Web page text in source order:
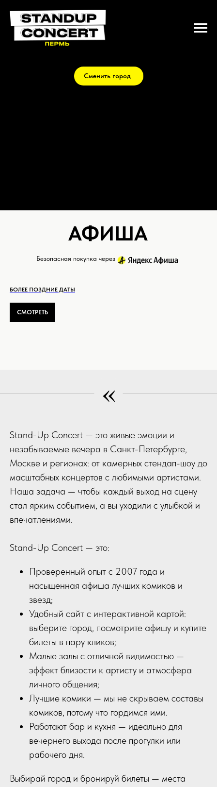
Сменить город
Безопасная покупка через
АФИША
БОЛЕЕ ПОЗДНИЕ ДАТЫ
СМОТРЕТЬ
«
Stand-Up Concert — это живые эмоции и
незабываемые вечера в Санкт-Петербурге,
Москве и регионах: от камерных стендап-шоу до
масштабных концертов с любимыми артистами.
Наша задача — чтобы каждый выход на сцену
стал ярким событием, а вы уходили с улыбкой и
впечатлениями.
Stand-Up Concert — это:
Проверенный опыт с 2007 года и
насыщенная афиша лучших комиков и
звезд;
Удобный сайт с интерактивной картой:
выберите город, посмотрите афишу и купите
билеты в пару кликов;
Малые залы с отличной видимостью —
эффект близости к артисту и атмосфера
личного общения;
Лучшие комики — мы не скрываем составы
комиков, потому что гордимся ими.
Работают бар и кухня — идеально для
вечернего выхода после прогулки или
рабочего дня.
Выбирай город и бронируй билеты — места